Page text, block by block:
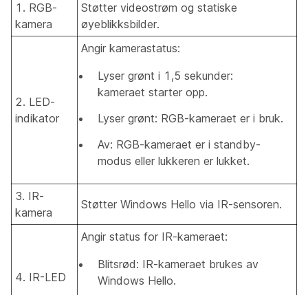
1. RGB-
kamera
Støtter videostrøm og statiske
øyeblikksbilder.
2. LED-
indikator
Angir kamerastatus:
Lyser grønt i 1,5 sekunder:
kameraet starter opp.
Lyser grønt: RGB-kameraet er i bruk.
Av: RGB-kameraet er i standby-
modus eller lukkeren er lukket.
3. IR-
kamera
Støtter Windows Hello via IR-sensoren.
4. IR-LED
Angir status for IR-kameraet:
Blitsrød: IR-kameraet brukes av
Windows Hello.